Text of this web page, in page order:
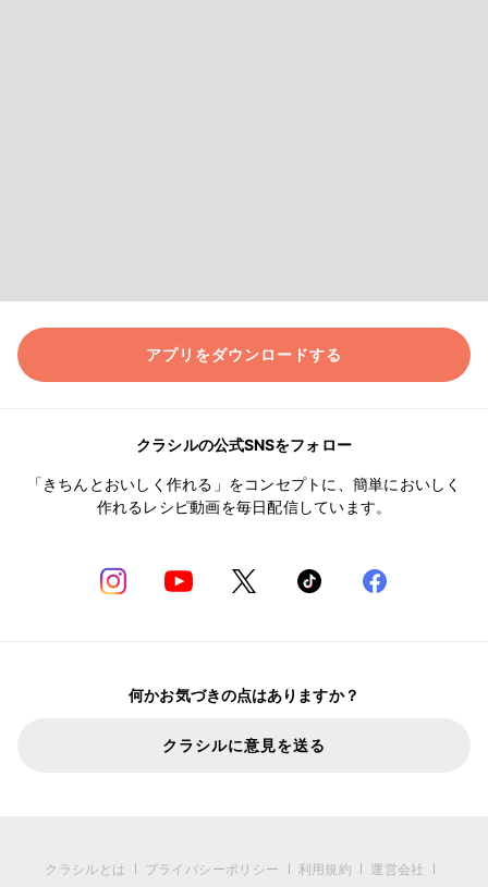
アプリをダウンロードする
クラシルの公式SNSをフォロー
「きちんとおいしく作れる」をコンセプトに、簡単においしく
作れるレシピ動画を毎日配信しています。
何かお気づきの点はありますか？
クラシルに意見を送る
クラシルとは プライバシーポリシー 利用規約
運営会社